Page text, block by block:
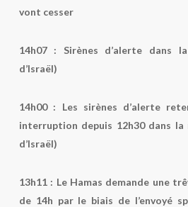
vont cesser
14h07 : Sirènes d’alerte dans
d’Israël)
14h00 : Les sirènes d’alerte
interruption depuis 12h30 dans la
d’Israël)
13h11 : Le Hamas demande une
de 14h par le biais de l’envoyé